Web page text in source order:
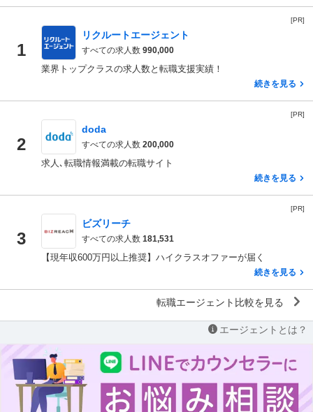
[PR]
1
リクルートエージェント
すべての求人数 990,000
業界トップクラスの求人数と転職支援実績！
続きを見る
[PR]
2
doda
すべての求人数 200,000
求人､転職情報満載の転職サイト
続きを見る
[PR]
3
ビズリーチ
すべての求人数 181,531
【現年収600万円以上推奨】ハイクラスオファーが届く
続きを見る
転職エージェント比較を見る
エージェントとは？